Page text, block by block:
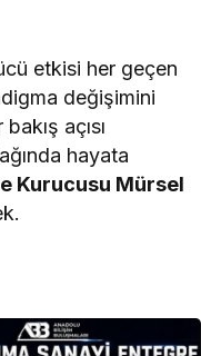
etkisi her geçen
değişimini
açısı
hayata
Kurucusu Mürsel